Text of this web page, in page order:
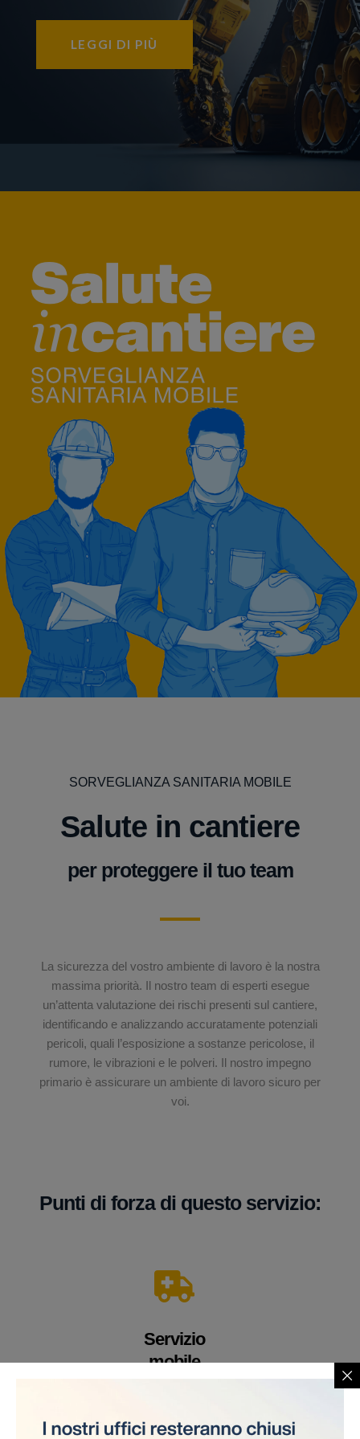
LEGGI DI PIÙ
SORVEGLIANZA SANITARIA MOBILE
Salute in cantiere
per proteggere il tuo team
La sicurezza del vostro ambiente di lavoro è la nostra
massima priorità. Il nostro team di esperti esegue
un’attenta valutazione dei rischi presenti sul cantiere,
identificando e analizzando accuratamente potenziali
pericoli, quali l’esposizione a sostanze pericolose, il
rumore, le vibrazioni e le polveri. Il nostro impegno
primario è assicurare un ambiente di lavoro sicuro per
voi.
Punti di forza di questo servizio:
Servizio
mobile
nostri servizi direttamente sul cantiere, eliminando la